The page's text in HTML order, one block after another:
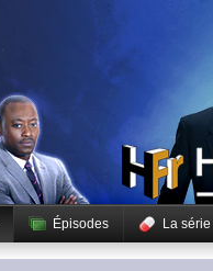
Épisodes La série